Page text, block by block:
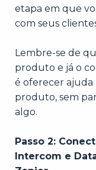
etapa em que
com seus
Lembre-se de
produto e já o
é oferecer ajuda
produto, sem
algo.
Passo 2:
Intercom e